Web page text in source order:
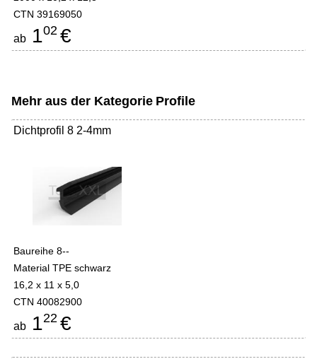
CTN 39169050
ab 102 €
Mehr aus der Kategorie Profile
Dichtprofil 8 2-4mm
Baureihe 8--
Material TPE schwarz
16,2 x 11 x 5,0
CTN 40082900
ab 122 €